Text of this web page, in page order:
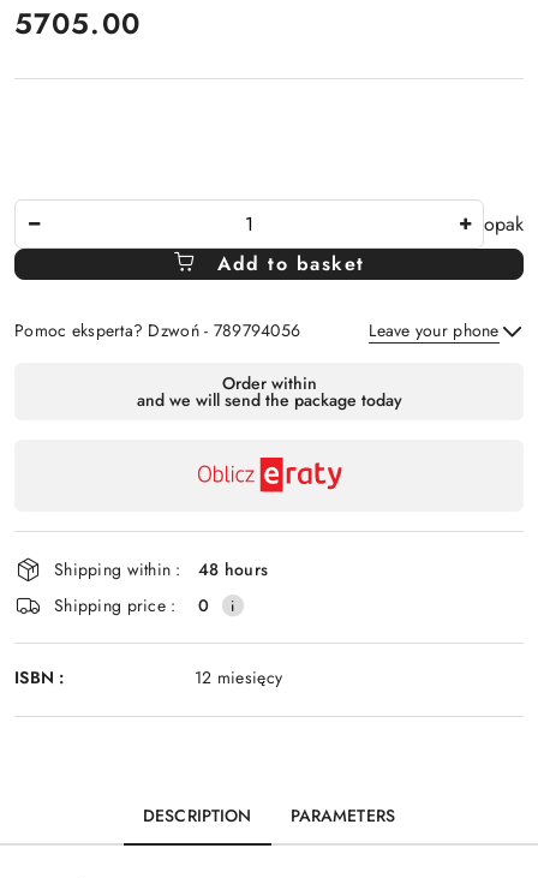
price:
5705.00
Amount
Of
opak
Add to basket
Pomoc eksperta? Dzwoń - 789794056 Leave your phone
Order within
and we will send the package today
Shipping within :
48 hours
Shipping price :
0
ISBN : 12 miesięcy
DESCRIPTION PARAMETERS